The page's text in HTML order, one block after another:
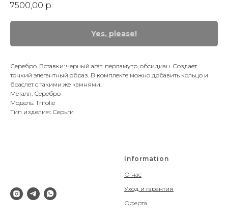
7500,00 р.
Yes, please!
Серебро. Вставки: черный агат, перламутр, обсидиан. Создает
тонкий элегантный образ. В комплекте можно добавить кольцо и
браслет с такими же камнями.
Металл: Серебро
Модель: Trifolié
Тип изделия: Серьги
Information
О нас
Уход и гарантия
Оферта